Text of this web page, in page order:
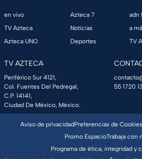
en vivo
TV Azteca
Azteca UNO
Azteca 7
Noticias
Deportes
adn
a
TV
TV AZTECA
Periférico Sur 4121,
Col. Fuentes Del Pedregal,
C.P. 14141,
Ciudad De México, México.
55 1720
Aviso de privacidadPreferencias de Cookies
Promo EspacioTrabaja con
Programa de ética, integridad y